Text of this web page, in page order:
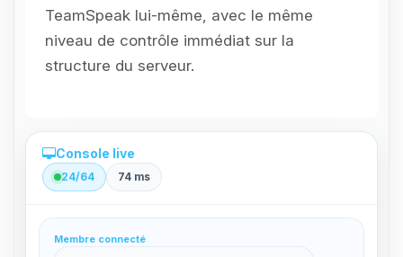
TeamSpeak lui-même, avec le même
niveau de contrôle immédiat sur la
structure du serveur.
Console live
24/64 74 ms
Membre connecté
clid 42